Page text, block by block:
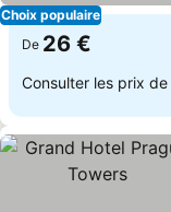
Choix populaire
De 26 €
Consulter les prix de